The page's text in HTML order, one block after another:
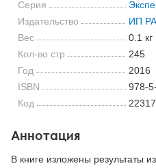
Серия
Издательство
ИП
Вес
0.1 кг
Кол-во стр
245
Год
2016
ISBN
978-
Код
22317
Аннотация
В книге изложены результаты